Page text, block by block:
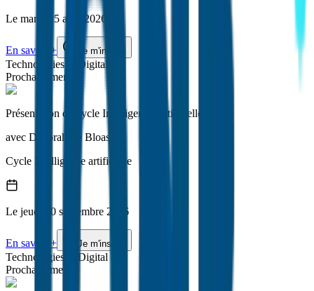
Le mardi 25 août 2026
En savoir + Je m'inscris
Technologies et Digital
Prochainement
Présentation du cycle Intelligence Artificielle
avec Déborah Le Bloas
Cycle
Intelligence artificielle
Le jeudi 10 septembre 2026
En savoir + Je m'inscris
Technologies et Digital
Prochainement